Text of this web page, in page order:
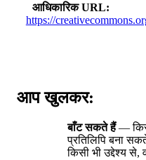
आधिकारिक URL
https://
आप खुलकर:
बाँट सकते हैं—
प्रतिलिपि बना
किसी भी उद्देश्य से,